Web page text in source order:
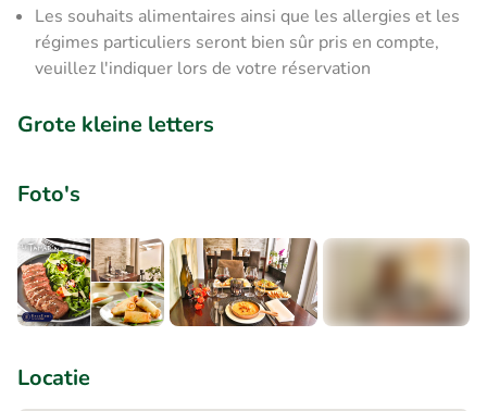
Les souhaits alimentaires ainsi que les allergies et les
régimes particuliers seront bien sûr pris en compte,
veuillez l'indiquer lors de votre réservation
Grote kleine letters
Foto's
Locatie